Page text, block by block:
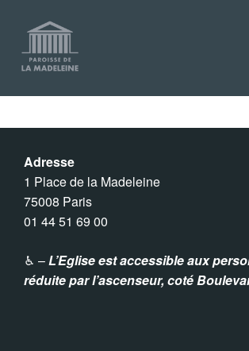
contenu
Adresse
1 Place de la Madeleine
75008 Paris
01 44 51 69 00
♿︎ –L’Eglise est accessible aux
réduite par l’ascenseur, coté